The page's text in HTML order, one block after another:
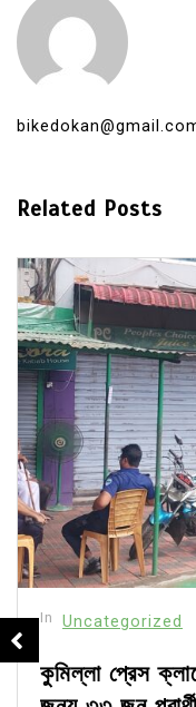
Related Posts
In Uncategorized
কুমিল্লা প্রেস